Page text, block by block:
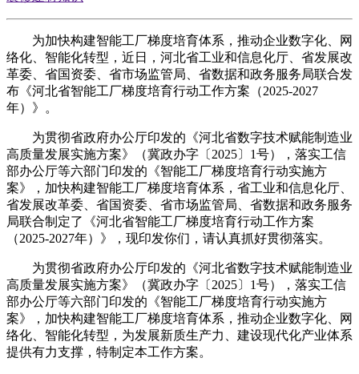
为加快构建智能工厂梯度培育体系，推动企业数字化、网
络化、智能化转型，近日，河北省工业和信息化厅、省发展改
革委、省国资委、省市场监管局、省数据和政务服务局联合发
布《河北省智能工厂梯度培育行动工作方案（2025-2027
年）》。
为贯彻省政府办公厅印发的《河北省数字技术赋能制造业
高质量发展实施方案》（冀政办字〔2025〕1号），落实工信
部办公厅等六部门印发的《智能工厂梯度培育行动实施方
案》，加快构建智能工厂梯度培育体系，省工业和信息化厅、
省发展改革委、省国资委、省市场监管局、省数据和政务服务
局联合制定了《河北省智能工厂梯度培育行动工作方案
（2025-2027年）》，现印发你们，请认真抓好贯彻落实。
为贯彻省政府办公厅印发的《河北省数字技术赋能制造业
高质量发展实施方案》（冀政办字〔2025〕1号），落实工信
部办公厅等六部门印发的《智能工厂梯度培育行动实施方
案》，加快构建智能工厂梯度培育体系，推动企业数字化、网
络化、智能化转型，为发展新质生产力、建设现代化产业体系
提供有力支撑，特制定本工作方案。